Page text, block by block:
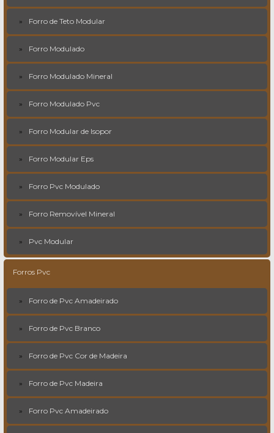
Forro de Teto Modular
Forro Modulado
Forro Modulado Mineral
Forro Modulado Pvc
Forro Modular de Isopor
Forro Modular Eps
Forro Pvc Modulado
Forro Removível Mineral
Pvc Modular
Forros Pvc
Forro de Pvc Amadeirado
Forro de Pvc Branco
Forro de Pvc Cor de Madeira
Forro de Pvc Madeira
Forro Pvc Amadeirado